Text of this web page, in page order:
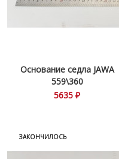
Основание седла JAWA
559\360
5635 ₽
ЗАКОНЧИЛОСЬ